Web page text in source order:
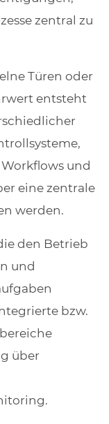
zentral zu
Türen oder
entsteht
und
eine zentrale
werden.
den Betrieb
und
bzw.
über